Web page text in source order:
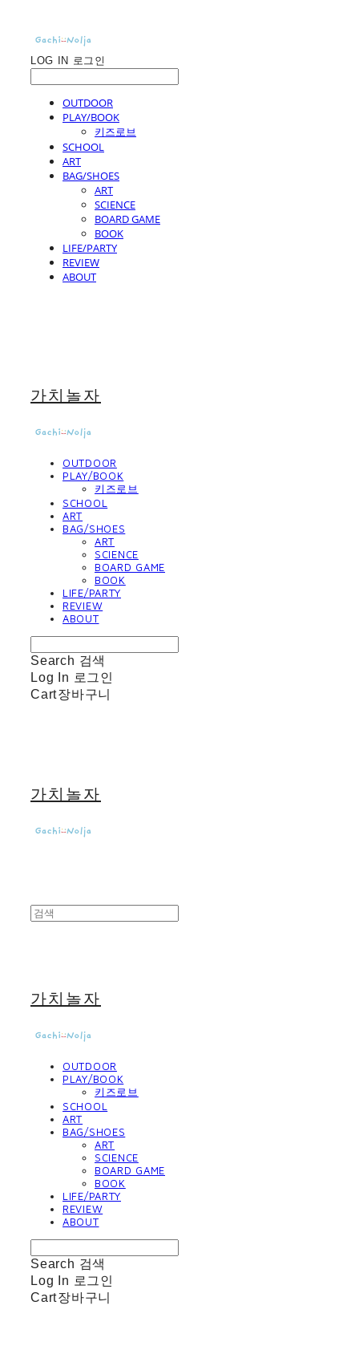
LOG IN 로그인
OUTDOOR
PLAY/BOOK
키즈로브
SCHOOL
ART
BAG/SHOES
ART
SCIENCE
BOARD GAME
BOOK
LIFE/PARTY
REVIEW
ABOUT
가치놀자
OUTDOOR
PLAY/BOOK
키즈로브
SCHOOL
ART
BAG/SHOES
ART
SCIENCE
BOARD GAME
BOOK
LIFE/PARTY
REVIEW
ABOUT
Search 검색
Log In 로그인
Cart장바구니
가치놀자
가치놀자
OUTDOOR
PLAY/BOOK
키즈로브
SCHOOL
ART
BAG/SHOES
ART
SCIENCE
BOARD GAME
BOOK
LIFE/PARTY
REVIEW
ABOUT
Search 검색
Log In 로그인
Cart장바구니